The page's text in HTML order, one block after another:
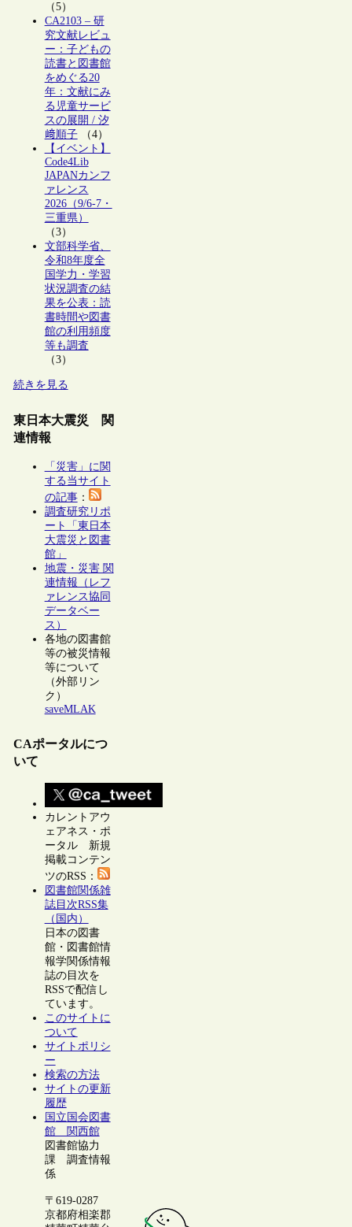
（5）
CA2103 – 研
究文献レビュ
ー：子どもの
読書と図書館
をめぐる20
年：文献にみ
る児童サービ
スの展開 / 汐
﨑順子（4）
【イベント】
Code4Lib
JAPANカンフ
ァレンス
2026（9/6-7・
三重県）
（3）
文部科学省、
令和8年度全
国学力・学習
状況調査の結
果を公表：読
書時間や図書
館の利用頻度
等も調査
（3）
続きを見る
東日本大震災 関
連情報
「災害」に関
する当サイト
の記事：
調査研究リポ
ート「東日本
大震災と図書
館」
地震・災害 関
連情報（レフ
ァレンス協同
データベー
ス）
各地の図書館
等の被災情報
等について
（外部リン
ク）
saveMLAK
CAポータルにつ
いて
カレントアウ
ェアネス・ポ
ータル 新規
掲載コンテン
ツのRSS：
図書館関係雑
誌目次RSS集
（国内）
日本の図書
館・図書館情
報学関係情報
誌の目次を
RSSで配信し
ています。
このサイトに
ついて
サイトポリシ
ー
検索の方法
サイトの更新
履歴
国立国会図書
館 関西館
図書館協力
課 調査情報
係
〒619-0287
京都府相楽郡